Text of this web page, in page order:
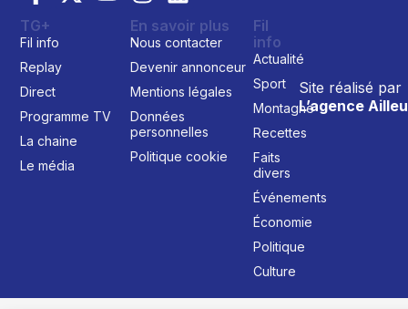
Site réalisé par
L’agence
TG+
Fil info
Replay
Direct
Programme TV
La chaine
Le média
En savoir plus
Nous contacter
Devenir annonceur
Mentions légales
Données
personnelles
Politique cookie
Fil
info
Actualité
Sport
Montagne
Recettes
Faits
divers
Événements
Économie
Politique
Culture